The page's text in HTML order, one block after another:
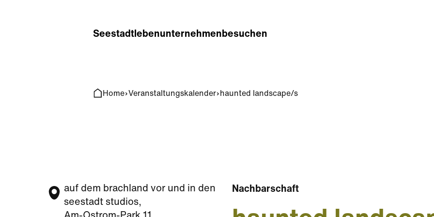
Seestadtlebenunternehmenbesuchen
Home Veranstaltungskalender haunted landscape/s
auf dem brachland vor und in den
seestadt studios,
Nachbarschaft